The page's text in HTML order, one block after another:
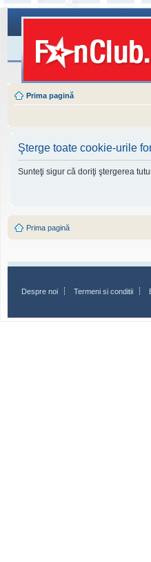
Prima pagină
Şterge toate cookie-urile
Sunteţi sigur că doriţi ştergerea
Prima pagină
Despre noi Termeni si conditii